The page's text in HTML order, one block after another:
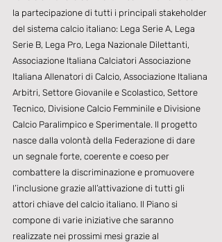
la partecipazione di tutti i principali stakeholder
del sistema calcio italiano: Lega Serie A, Lega
Serie B, Lega Pro, Lega Nazionale Dilettanti,
Associazione Italiana Calciatori Associazione
Italiana Allenatori di Calcio, Associazione Italiana
Arbitri, Settore Giovanile e Scolastico, Settore
Tecnico, Divisione Calcio Femminile e Divisione
Calcio Paralimpico e Sperimentale. Il progetto
nasce dalla volontà della Federazione di dare
un segnale forte, coerente e coeso per
combattere la discriminazione e promuovere
l’inclusione grazie all’attivazione di tutti gli
attori chiave del calcio italiano. Il Piano si
compone di varie iniziative che saranno
realizzate nei prossimi mesi grazie al